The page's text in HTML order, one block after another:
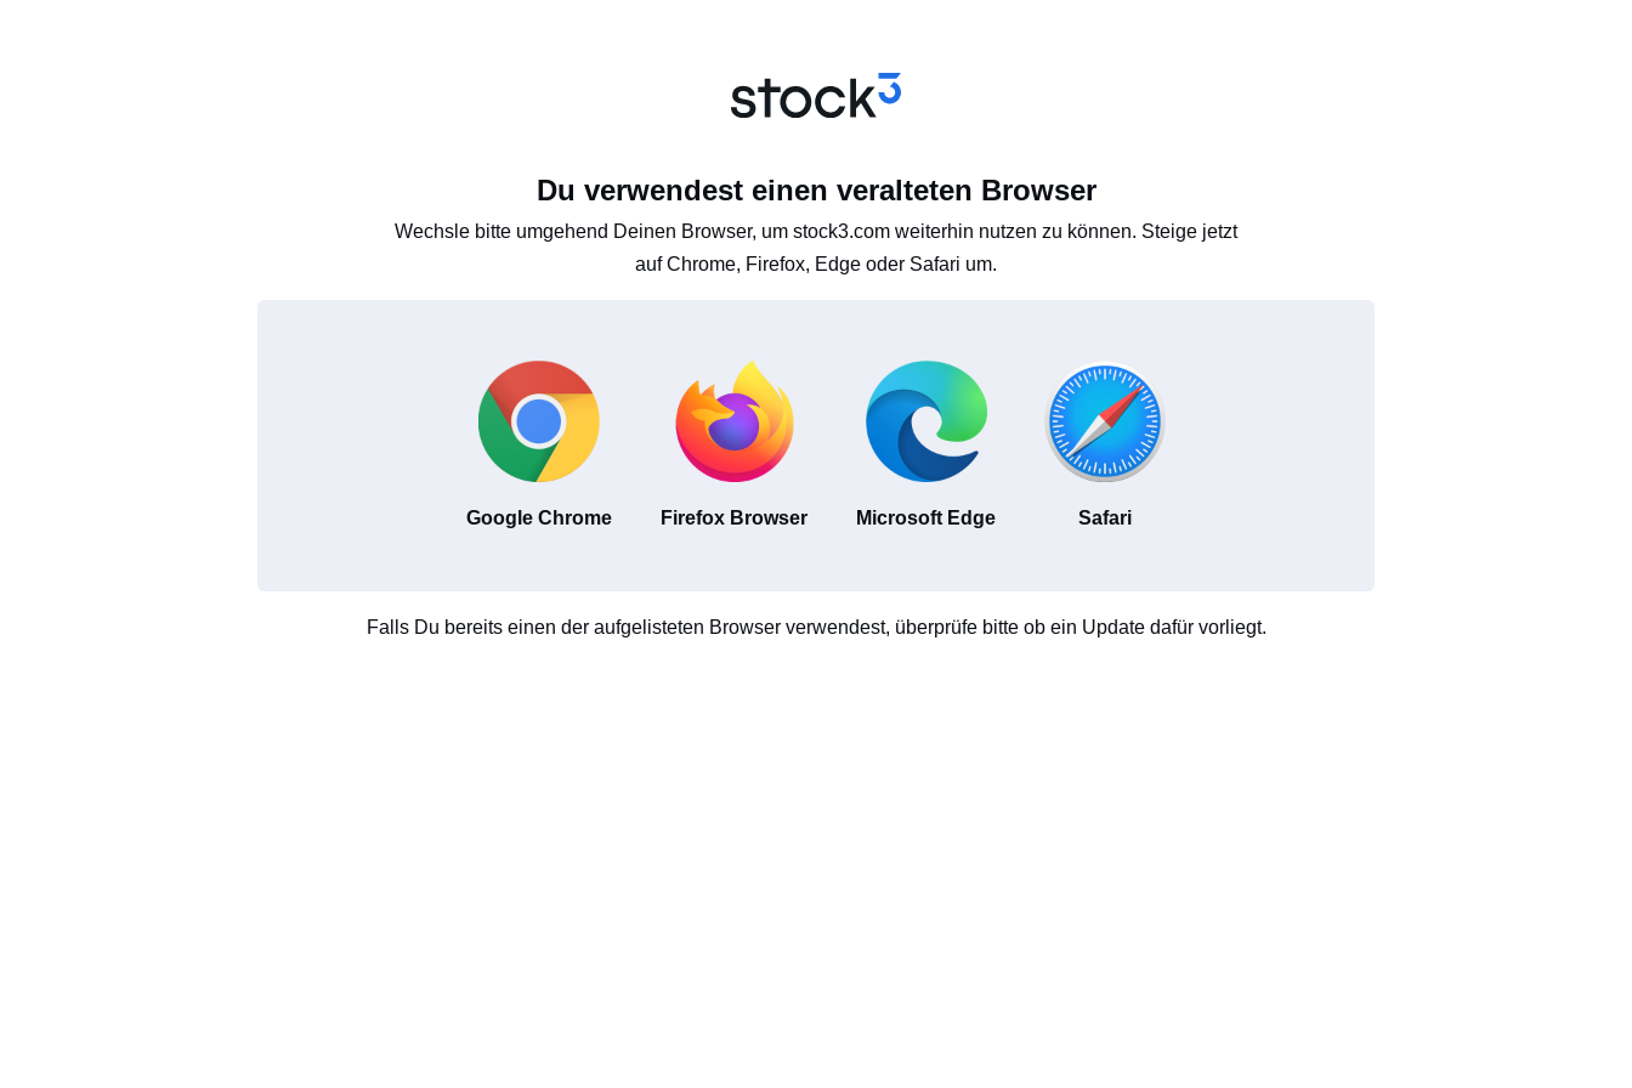
Du verwendest einen veralteten Browser
Wechsle bitte umgehend Deinen Browser, um stock3.com weiterhin nutzen zu können. Steige jetzt
auf Chrome, Firefox, Edge oder Safari um.
Google Chrome Firefox Browser Microsoft Edge Safari
Falls Du bereits einen der aufgelisteten Browser verwendest, überprüfe bitte ob ein Update dafür vorliegt.